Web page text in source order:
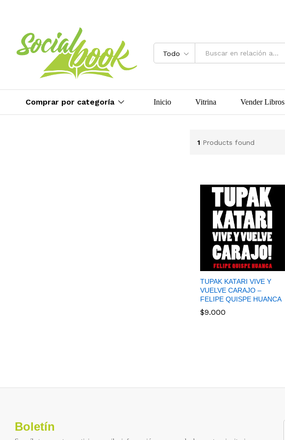
Todo
Comprar por categoría Inicio Vitrina Vender Libros
1 Products found
TUPAK KATARI VIVE Y
VUELVE CARAJO –
FELIPE QUISPE HUANCA
$9.000
Boletín